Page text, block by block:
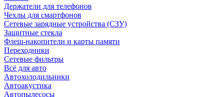
Держатели для телефонов
Чехлы для смартфонов
Сетевые зарядные устройства (СЗУ)
Защитные стекла
Флеш-накопители и карты памяти
Переходники
Сетевые фильтры
Всё для авто
Автохолодильники
Автоакустика
Автопылесосы